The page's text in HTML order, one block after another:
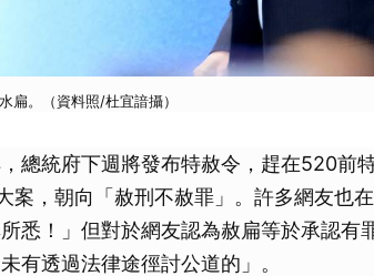
扁。（資料照/杜宜諳攝）
總統府下週將發布特赦令，趕在520前
案，朝向「赦刑不赦罪」。許多網友也
所悉！」但對於網友認為赦扁等於承認
有透過法律途徑討公道的」。